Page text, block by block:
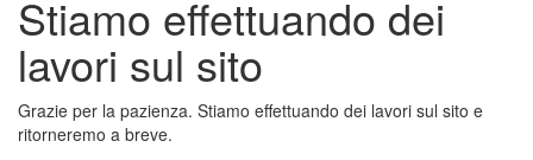
Stiamo effettuando dei
lavori sul sito
Grazie per la pazienza. Stiamo effettuando dei lavori sul sito e
ritorneremo a breve.